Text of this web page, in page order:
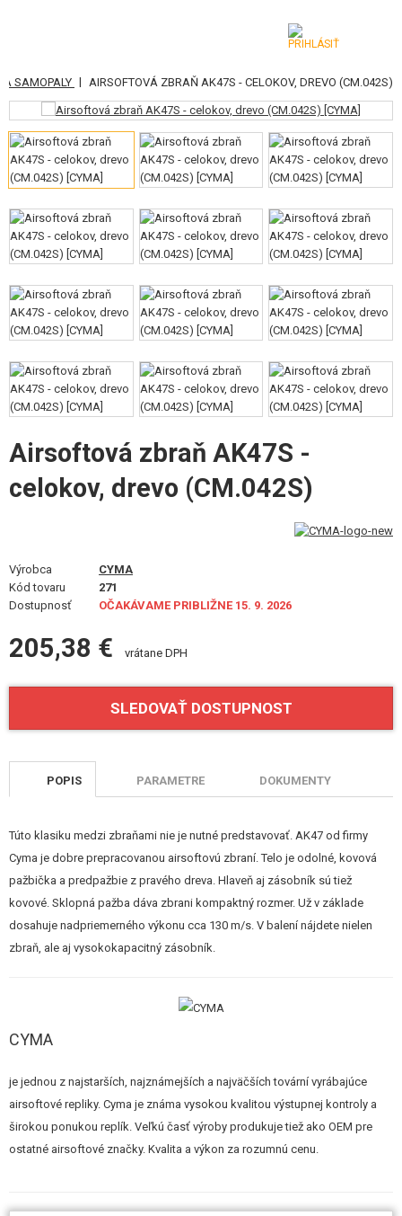
KATEGÓRIE
AIRSOFTOVÉ ZBRANE
VZDUCHOVÉ ZBRANE, PRAKY
GRANÁTOMETY, GRANÁTY
GULIČKY, PLYN
AKUMULÁTORY, NABÍJAČKY
ZÁSOBNÍKY, PLNIČKY
OKULIARE, MASKY
VÝSTROJ, UNIFORMY, PÚZDRA
MASKOVANIE, FARBY, PÁSKY
VYSIELAČKY, HEADSETY, KAMERY
NÁHRADNÉ DIELY ZBRANÍ, UPGRADE
SERVIS A ÚDRŽBA ZBRANÍ
SEBAOBRANA, VÝCVIK, NOŽE
OUTDOOR A BUSHCRAFT
JEDLO
REKLAMNÉ PREDMETY
POŠKODENÝ, POUŽITÝ TOVAR
NOVÝ TOVAR
KONTAKT
A SAMOPALY | AIRSOFTOVÁ ZBRAŇ AK47S - CELOKOV, DREVO (CM.042S)
Airsoftová zbraň AK47S -
celokov, drevo (CM.042S)
Výrobca
CYMA
Kód tovaru
271
Dostupnosť
OČAKÁVAME PRIBLIŽNE 15. 9. 2026
205,38 € vrátane DPH
SLEDOVAŤ DOSTUPNOST
POPIS PARAMETRE DOKUMENTY
Túto klasiku medzi zbraňami nie je nutné predstavovať. AK47 od firmy
Cyma je dobre prepracovanou airsoftovú zbraní. Telo je odolné, kovová
pažbička a predpažbie z pravého dreva. Hlaveň aj zásobník sú tiež
kovové. Sklopná pažba dáva zbrani kompaktný rozmer. Už v základe
dosahuje nadpriemerného výkonu cca 130 m/s. V balení nájdete nielen
zbraň, ale aj vysokokapacitný zásobník.
CYMA
je jednou z najstarších, najznámejších a najväčších tovární vyrábajúce
airsoftové repliky. Cyma je známa vysokou kvalitou výstupnej kontroly a
širokou ponukou replík. Veľkú časť výroby produkuje tiež ako OEM pre
ostatné airsoftové značky. Kvalita a výkon za rozumnú cenu.